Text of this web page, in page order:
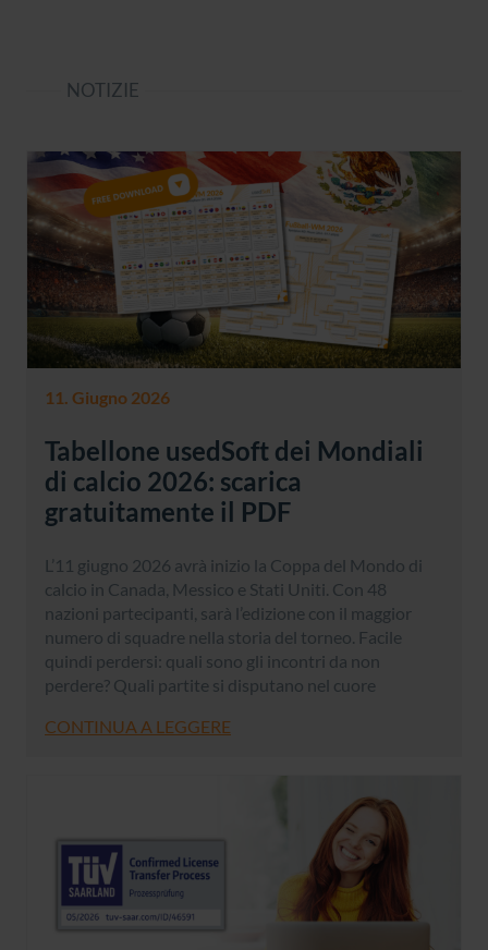
NOTIZIE
11. Giugno 2026
Tabellone usedSoft dei Mondiali
di calcio 2026: scarica
gratuitamente il PDF
L’11 giugno 2026 avrà inizio la Coppa del Mondo di
calcio in Canada, Messico e Stati Uniti. Con 48
nazioni partecipanti, sarà l’edizione con il maggior
numero di squadre nella storia del torneo. Facile
quindi perdersi: quali sono gli incontri da non
perdere? Quali partite si disputano nel cuore
CONTINUA A LEGGERE